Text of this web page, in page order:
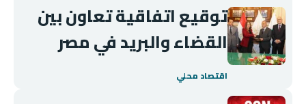
توقيع اتفاقية تعاون بين
القضاء والبريد في مصر
اقتصاد محلي